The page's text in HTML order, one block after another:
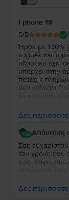
I phone 15
5/5
Ήρθε με 100%
κομπλέ
πλαστικό έχει
υπάρχει στην
πατάς κ
Δεν κολλάει
το κινητό
έχω παράπονο
Δες
Απάντηση
Σας
τον χρόνο που
σας.
παρατηρήσεις
παρελκόμενα
Δες